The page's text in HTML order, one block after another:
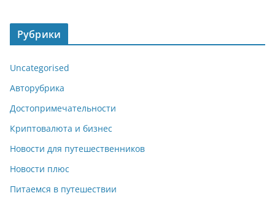
Рубрики
Uncategorised
Авторубрика
Достопримечательности
Криптовалюта и бизнес
Новости для путешественников
Новости плюс
Питаемся в путешествии